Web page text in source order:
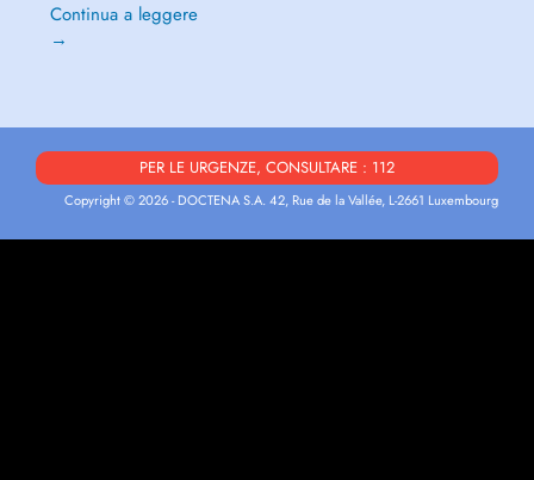
Continua a leggere
→
PER LE URGENZE, CONSULTARE : 112
Copyright © 2026 - DOCTENA S.A. 42, Rue de la Vallée, L-2661 Luxembourg